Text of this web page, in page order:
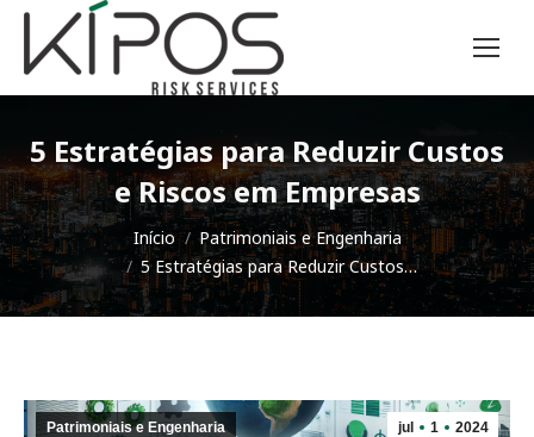
5 Estratégias para Reduzir Custos
e Riscos em Empresas
Você está aqui:Início
Patrimoniais e Engenharia
5 Estratégias para Reduzir Custos…
jul 1 2024
Patrimoniais e Engenharia